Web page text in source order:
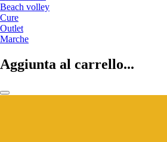
Beach volley
Cure
Outlet
Marche
Aggiunta al carrello...